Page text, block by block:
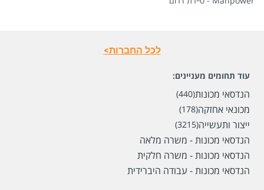
לכל החברות>
עוד תחומים מעניינים:
הנדסאי מכונות(440)
מכונאי אחזקה(178)
ייצור ותעשייה(3215)
הנדסאי מכונות - משרה מלאה
הנדסאי מכונות - משרה חלקית
הנדסאי מכונות - עבודה היברידית